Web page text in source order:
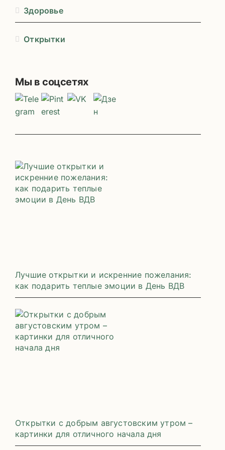
Здоровье
Открытки
Мы в соцсетях
Лучшие открытки и искренние пожелания:
как подарить теплые эмоции в День ВДВ
Открытки с добрым августовским утром –
картинки для отличного начала дня